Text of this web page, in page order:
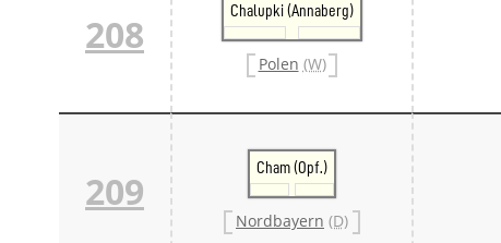
208
Chalupki (Annaberg)
Polen (W)
209
Cham (Opf.)
Nordbayern (D)